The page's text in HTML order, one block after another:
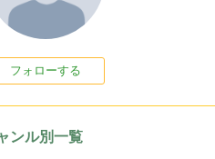
フォローする
ンル別一覧